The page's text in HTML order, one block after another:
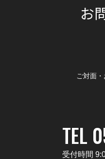
お
ご対面
TEL
受付時間